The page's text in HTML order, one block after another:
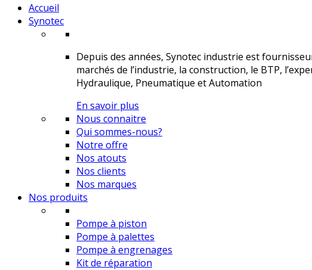
Accueil
Synotec
Depuis des années, Synotec industrie est
marchés de l’industrie, la construction, le BTP,
Hydraulique, Pneumatique et Automation
En savoir plus
Nous connaitre
Qui sommes-nous?
Notre offre
Nos atouts
Nos clients
Nos marques
Nos produits
Pompe à piston
Pompe à palettes
Pompe à engrenages
Kit de réparation